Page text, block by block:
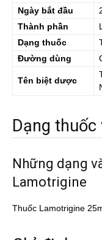
Ngày bắt đầu
Thành phần
Dạng thuốc
Đường dùng
Tên biệt dược
Dạng thuốc
Những dạng
Lamotrigine
Thuốc Lamotrigine